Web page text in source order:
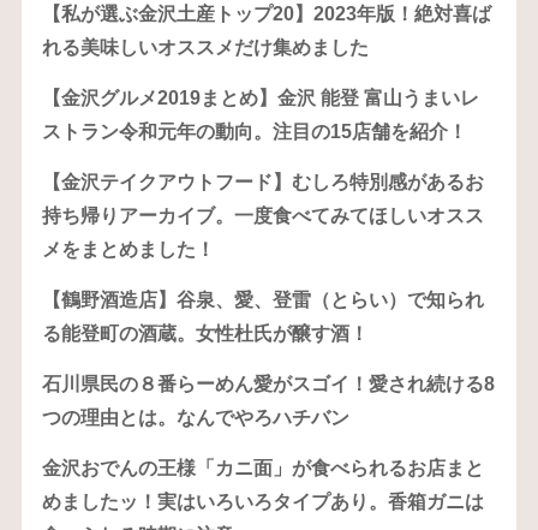
【私が選ぶ金沢土産トップ20】2023年版！絶対喜ば
れる美味しいオススメだけ集めました
【金沢グルメ2019まとめ】金沢 能登 富山うまいレ
ストラン令和元年の動向。注目の15店舗を紹介！
【金沢テイクアウトフード】むしろ特別感があるお
持ち帰りアーカイブ。一度食べてみてほしいオスス
メをまとめました！
【鶴野酒造店】谷泉、愛、登雷（とらい）で知られ
る能登町の酒蔵。女性杜氏が醸す酒！
石川県民の８番らーめん愛がスゴイ！愛され続ける8
つの理由とは。なんでやろハチバン
金沢おでんの王様「カニ面」が食べられるお店まと
めましたッ！実はいろいろタイプあり。香箱ガニは